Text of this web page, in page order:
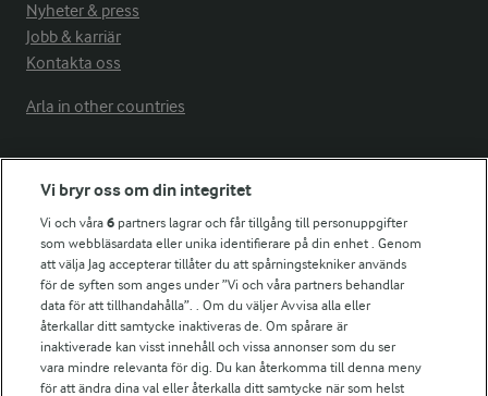
Nyheter & press
Jobb & karriär
Kontakta oss
Arla in other countries
Fler Arlasajter
För ägare
Arlas kundportal
Arla.com
Falbygdens Ost
Arla webbshop
Bildbank
Vi bryr oss om din integritet
Vi och våra6 partners lagrar och får tillgång till personuppgifter
som webbläsardata eller unika identifierare på din enhet . Genom
att välja Jag accepterar tillåter du att spårningstekniker används
för de syften som anges under ”Vi och våra partners behandlar
data för att tillhandahålla”. . Om du väljer Avvisa alla eller
återkallar ditt samtycke inaktiveras de. Om spårare är
inaktiverade kan visst innehåll och vissa annonser som du ser
vara mindre relevanta för dig. Du kan återkomma till denna meny
för att ändra dina val eller återkalla ditt samtycke när som helst